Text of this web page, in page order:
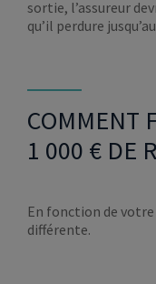
sortie, l’assureur
qu’il perdure
COMMENT
1 000 € DE
En fonction de
différente.